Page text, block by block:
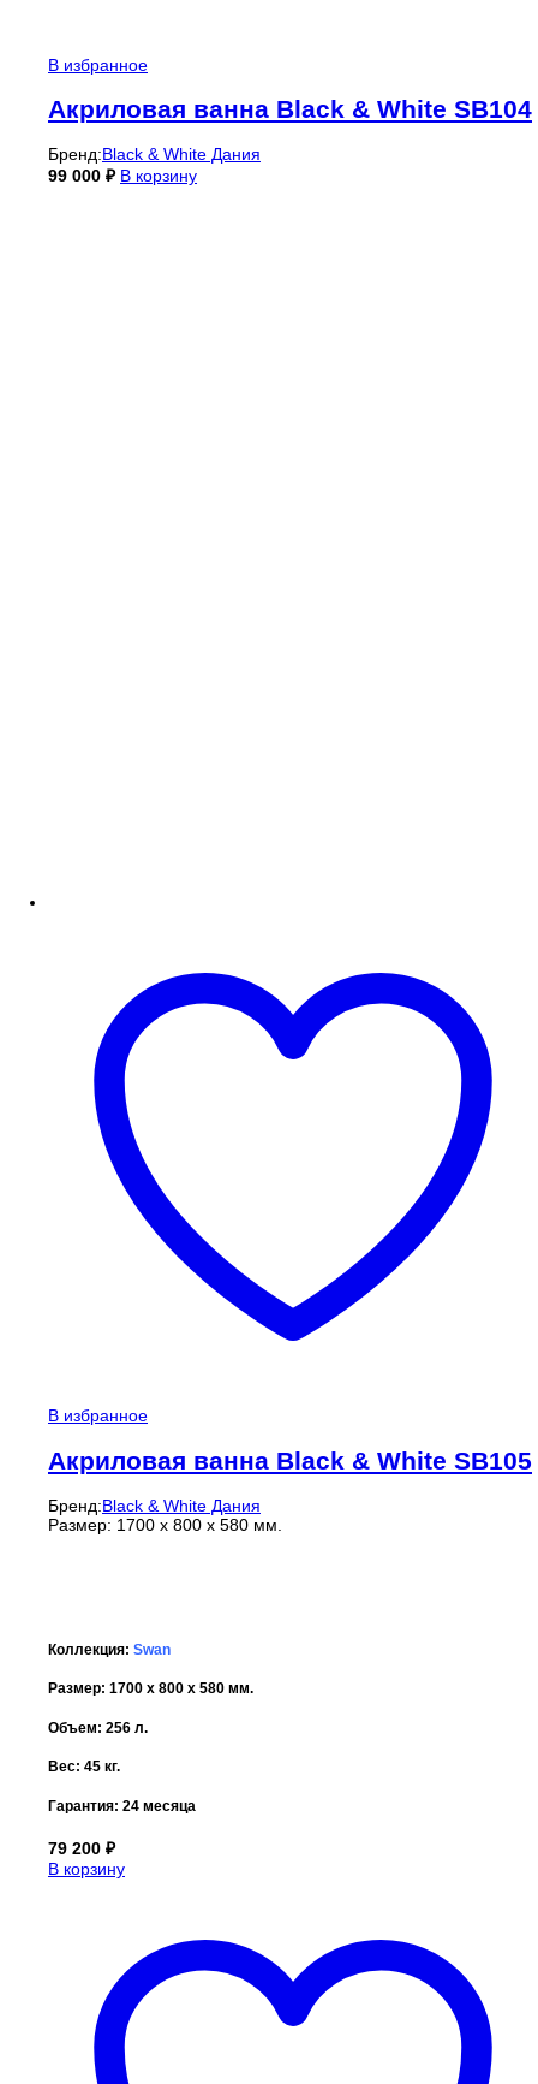
В избранное
Акриловая ванна Black & White SB104
Бренд:Black & White Дания
99 000 ₽ В корзину
В избранное
Акриловая ванна Black & White SB105
Бренд:Black & White Дания
Размер: 1700 x 800 x 580 мм.
Коллекция: Swan
Размер: 1700 x 800 x 580 мм.
Объем: 256 л.
Вес: 45 кг.
Гарантия: 24 месяца
79 200 ₽
В корзину